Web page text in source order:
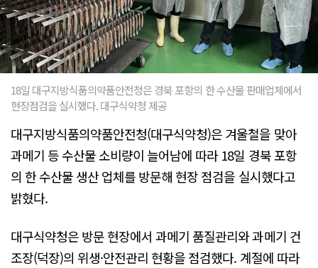
18일 대구지방식품의약품안전청은 경북 포항의 한 수산물 판매업체에서
현장점검을 실시했다. 대구식약청 제공
대구지방식품의약품안전청(대구식약청)은 겨울철을 맞아
과메기 등 수산물 소비량이 늘어남에 따라 18일 경북 포항
의 한 수산물 생산 업체를 방문해 현장 점검을 실시했다고
밝혔다.
대구식약청은 방문 현장에서 과메기 품질관리와 과메기 건
조장(덕장)의 위생·안전관리 현황을 점검했다. 계절에 따라